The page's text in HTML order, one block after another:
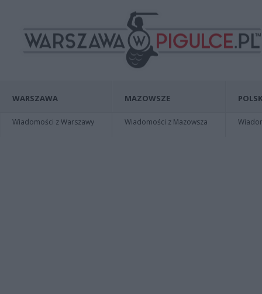
WARSZAWA
Wiadomości z Warszawy
MAZOWSZE
Wiadomości z Mazowsza